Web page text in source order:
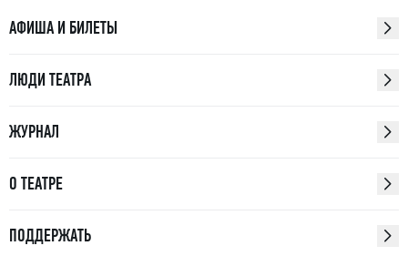
АФИША И БИЛЕТЫ
ЛЮДИ ТЕАТРА
ЖУРНАЛ
О ТЕАТРЕ
ПОДДЕРЖАТЬ